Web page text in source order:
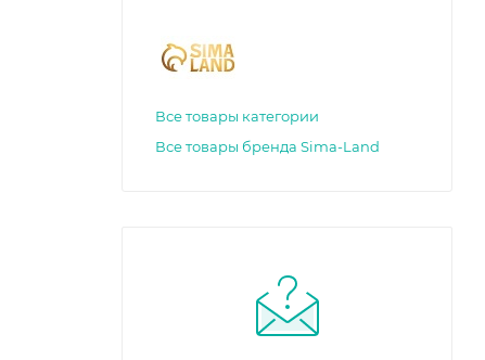
Все товары категории
Все товары бренда Sima-Land